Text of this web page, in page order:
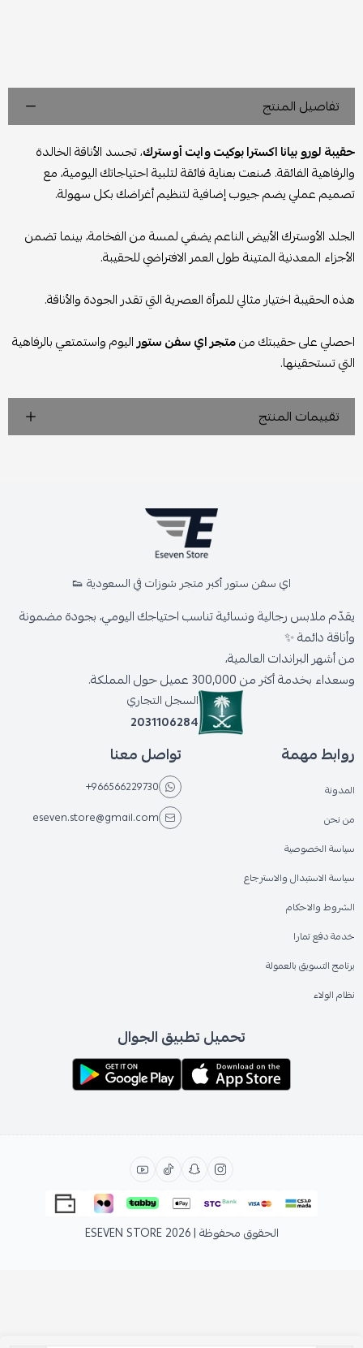
تفاصيل المنتج
حقيبة لورو بيانا اكسترا بوكيت وايت أوسترك، تجسد الأناقة الخالدة
والرفاهية الفائقة. صُنعت بعناية فائقة لتلبية احتياجاتك اليومية، مع
تصميم عملي يضم جيوب إضافية لتنظيم أغراضك بكل سهولة.
الجلد الأوسترك الأبيض الناعم يضفي لمسة من الفخامة، بينما تضمن
الأجزاء المعدنية المتينة طول العمر الافتراضي للحقيبة.
هذه الحقيبة اختيار مثالي للمرأة العصرية التي تقدر الجودة والأناقة.
احصلي على حقيبتك منمتجر اي سفن ستوراليوم واستمتعي بالرفاهية
التي تستحقينها.
تقييمات المنتج
اي سفن ستور أكبر متجر شوزات في السعودية 👟
يقدّم ملابس رجالية ونسائية تناسب احتياجك اليومي، بجودة مضمونة
وأناقة دائمة ✨
من أشهر البراندات العالمية،
وسعداء بخدمة أكثر من 300,000 عميل حول المملكة.
السجل التجاري
2031106284
روابط مهمة
المدونة
من نحن
سياسة الخصوصية
سياسة الاستبدال والاسترجاع
الشروط والاحكام
خدمة دفع تمارا
برنامج التسويق بالعمولة
نظام الولاء
تواصل معنا
+966566229730
eseven.store@gmail.com
تحميل تطبيق الجوال
الحقوق محفوظة | 2026 ESEVEN STORE